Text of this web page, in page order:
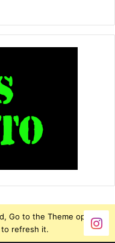
Go to the Theme options
refresh it.